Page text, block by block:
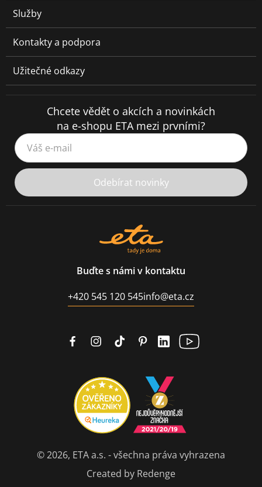
Služby
Kontakty a podpora
Užitečné odkazy
Chcete vědět o akcích a novinkách
na e-shopu ETA mezi prvními?
Váš e-mail
Odebírat novinky
Buďte s námi v kontaktu
+420 545 120 545info@eta.cz
© 2026, ETA a.s. - všechna práva vyhrazena
Created by Redenge